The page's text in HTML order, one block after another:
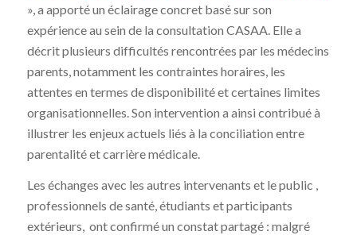
», a apporté un éclairage concret basé sur son
expérience au sein de la consultation CASAA. Elle a
décrit plusieurs difficultés rencontrées par les médecins
parents, notamment les contraintes horaires, les
attentes en termes de disponibilité et certaines limites
organisationnelles. Son intervention a ainsi contribué à
illustrer les enjeux actuels liés à la conciliation entre
parentalité et carrière médicale.
Les échanges avec les autres intervenants et le public ,
professionnels de santé, étudiants et participants
extérieurs, ont confirmé un constat partagé : malgré